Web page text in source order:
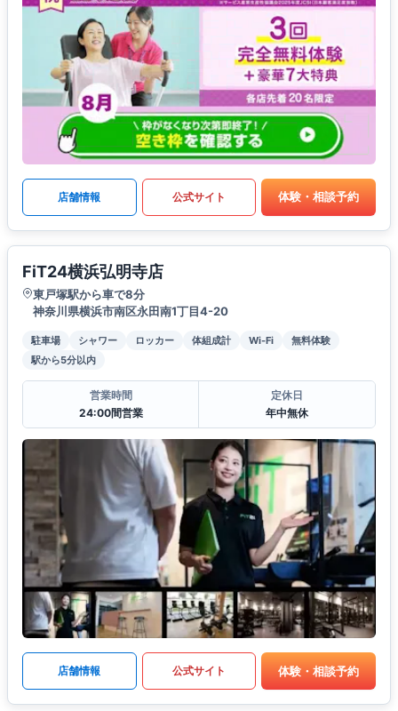
店舗情報 公式サイト 体験・相談予約
FiT24横浜弘明寺店
東戸塚駅から車で8分
神奈川県横浜市南区永田南1丁目4-20
駐車場 シャワー ロッカー 体組成計 Wi-Fi
無料体験
駅から5分以内
営業時間
24:00間営業
定休日
年中無休
店舗情報 公式サイト 体験・相談予約